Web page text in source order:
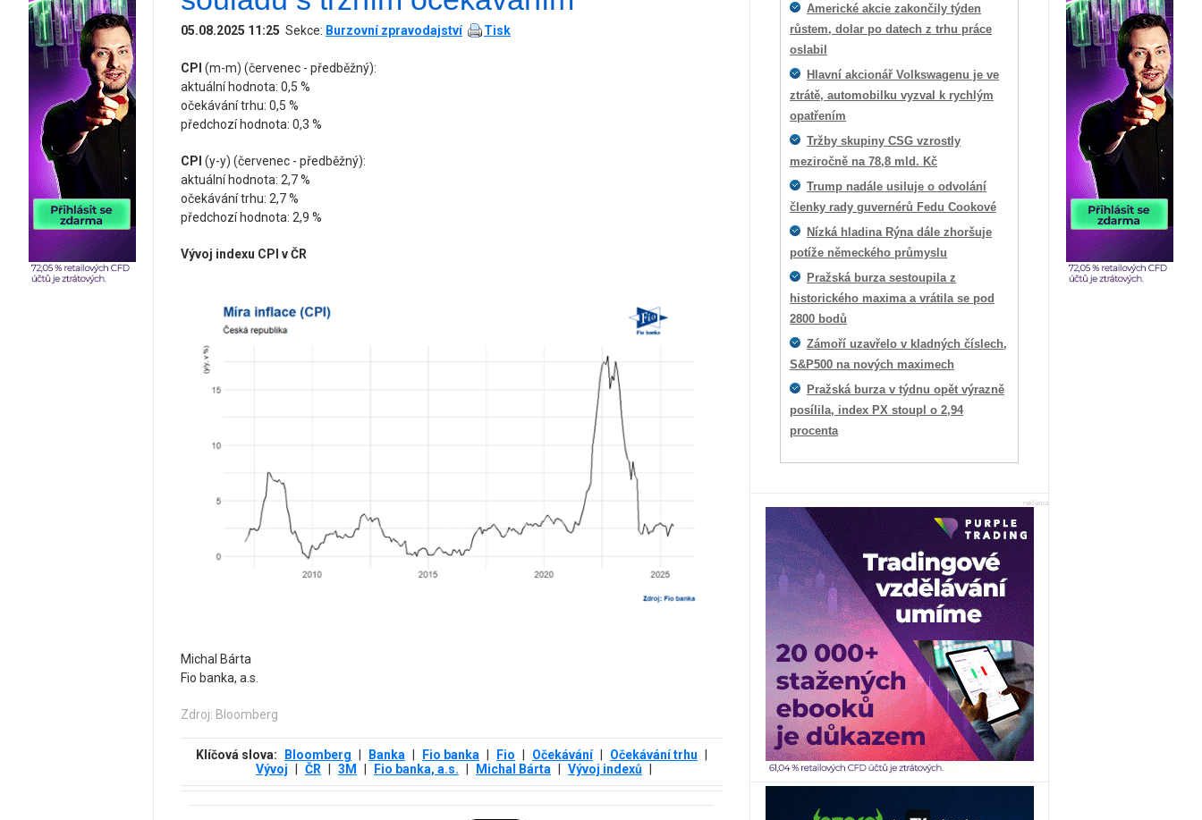
05.08.2025 11:25 Sekce: Burzovní zpravodajství Tisk
CPI (m-m) (červenec - předběžný):
aktuální hodnota: 0,5 %
očekávání trhu: 0,5 %
předchozí hodnota: 0,3 %
CPI (y-y) (červenec - předběžný):
aktuální hodnota: 2,7 %
očekávání trhu: 2,7 %
předchozí hodnota: 2,9 %
Vývoj indexu CPI v ČR
Michal Bárta
Fio banka, a.s.
Zdroj: Bloomberg
Klíčová slova: Bloomberg Banka Fio banka Fio Očekávání Očekávání trhu
Vývoj
ČR 3М Fio banka, a.s. Michal Bárta Vývoj indexů
Americké akcie zakončily týden
růstem, dolar po datech z trhu práce
oslabil
Hlavní akcionář Volkswagenu je ve
ztrátě, automobilku vyzval k rychlým
opatřením
Tržby skupiny CSG vzrostly
meziročně na 78,8 mld. Kč
Trump nadále usiluje o odvolání
členky rady guvernérů Fedu Cookové
Nízká hladina Rýna dále zhoršuje
potíže německého průmyslu
Pražská burza sestoupila z
historického maxima a vrátila se pod
2800 bodů
Zámoří uzavřelo v kladných číslech,
S&P500 na nových maximech
Pražská burza v týdnu opět výrazně
posílila, index PX stoupl o 2,94
procenta
reklama